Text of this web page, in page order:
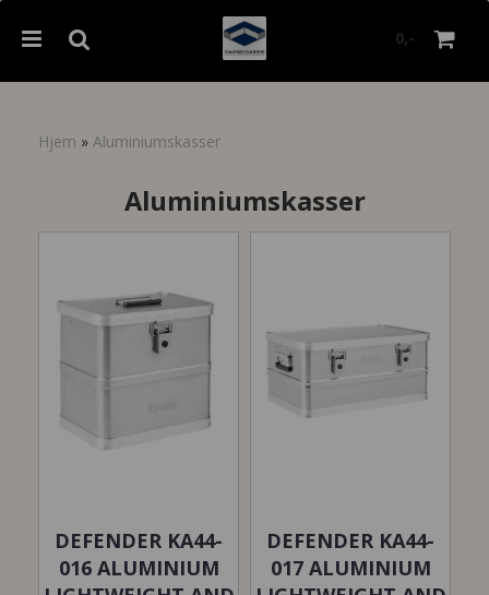
0,-
Hjem » Aluminiumskasser
Aluminiumskasser
DEFENDER KA44-
016 ALUMINIUM
DEFENDER KA44-
017 ALUMINIUM